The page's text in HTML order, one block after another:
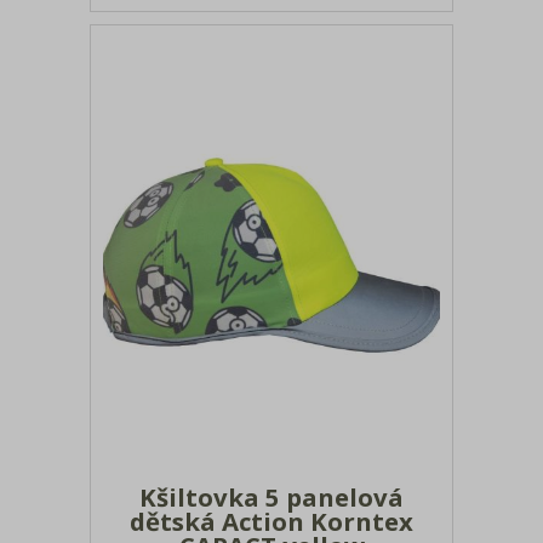
nesmí se prát velikosti: onesize
Kšiltovka 5 panelová
dětská Action Korntex